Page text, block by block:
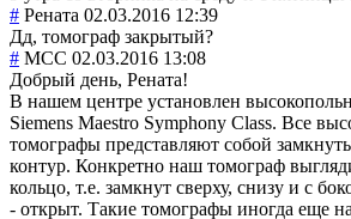
# Рената 02.03.2016 12:39
Дд, томограф закрытый?
# MCC 02.03.2016 13:08
Добрый день, Рената!
В нашем центре установлен
Siemens Maestro Symphony Class. Все
томографы представляют собой
контур. Конкретно наш томограф
кольцо, т.е. замкнут сверху, снизу и с
- открыт. Такие томографы иногда еще